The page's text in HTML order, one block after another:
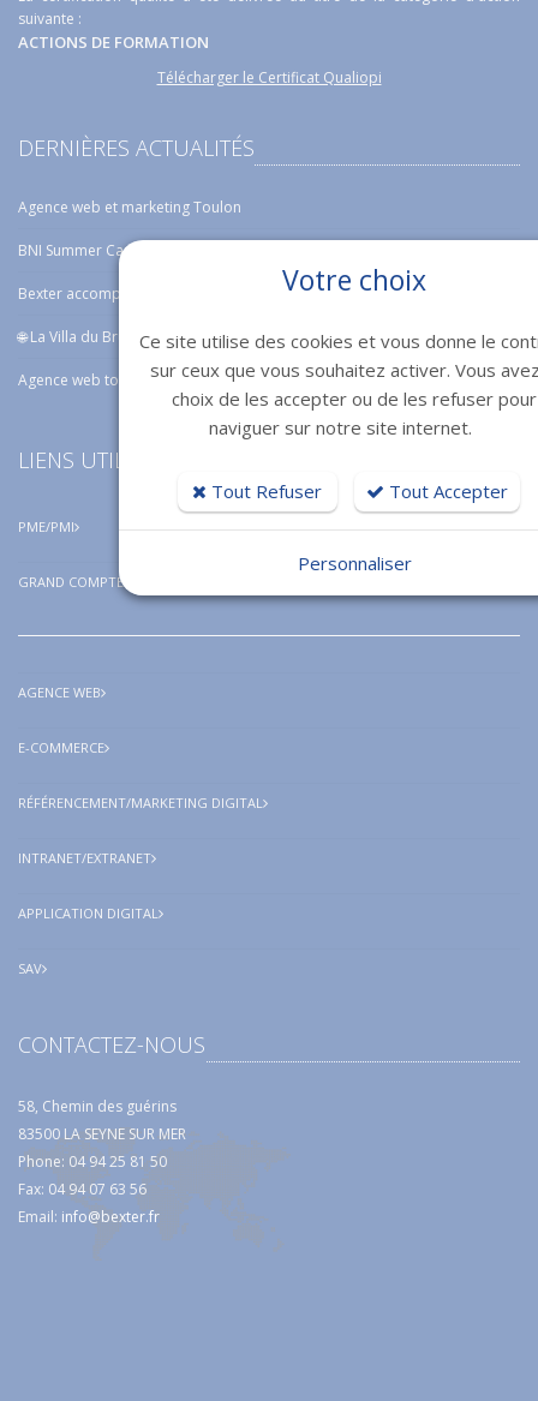
suivante :
ACTIONS DE FORMATION
Télécharger le Certificat Qualiopi
DERNIÈRES ACTUALITÉS
Agence web et marketing Toulon
BNI Summer Camp 2026 : Bexter était de la partie !
Bexter accompagne Erwan Jauffroy dans le Foil Crossing Challenge
🌐 La Villa du Brusc : une nouvelle vitrine digitale signée Bexter !
Agence web toulon : services pour booster votre visibilité
LIENS UTILES
PME/PMI
GRAND COMPTE
AGENCE WEB
E-COMMERCE
RÉFÉRENCEMENT/MARKETING DIGITAL
INTRANET/EXTRANET
APPLICATION DIGITAL
SAV
CONTACTEZ-NOUS
58, Chemin des guérins
83500 LA SEYNE SUR MER
Phone: 04 94 25 81 50
Fax: 04 94 07 63 56
Email: info@bexter.fr
Votre choix
Ce site utilise des cookies et vous donne le
sur ceux que vous souhaitez activer. Vous
choix de les accepter ou de les refuser pour
naviguer sur notre site internet.
Tout Refuser Tout Accepter
Personnaliser